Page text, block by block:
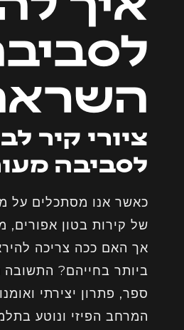
ציורי קיר
לסביבה
כאשר אנו מסתכלים על
של קירות בטון אפורים,
אך האם ככה צריכה
ביותר בחייהם? התשובה
ספר, פתרון יצירתי
המרחב הפיזי ונוטע